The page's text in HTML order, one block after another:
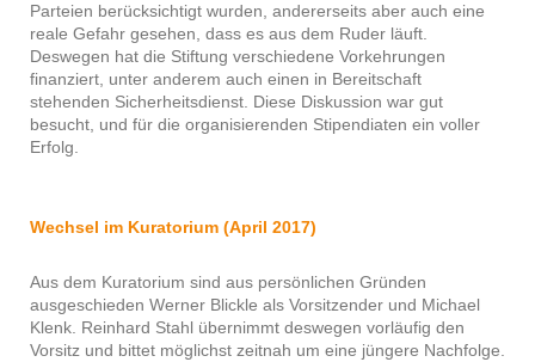
Parteien berücksichtigt wurden, andererseits aber auch eine
reale Gefahr gesehen, dass es aus dem Ruder läuft.
Deswegen hat die Stiftung verschiedene Vorkehrungen
finanziert, unter anderem auch einen in Bereitschaft
stehenden Sicherheitsdienst. Diese Diskussion war gut
besucht, und für die organisierenden Stipendiaten ein voller
Erfolg.
Wechsel im Kuratorium (April 2017)
Aus dem Kuratorium sind aus persönlichen Gründen
ausgeschieden Werner Blickle als Vorsitzender und Michael
Klenk. Reinhard Stahl übernimmt deswegen vorläufig den
Vorsitz und bittet möglichst zeitnah um eine jüngere Nachfolge.